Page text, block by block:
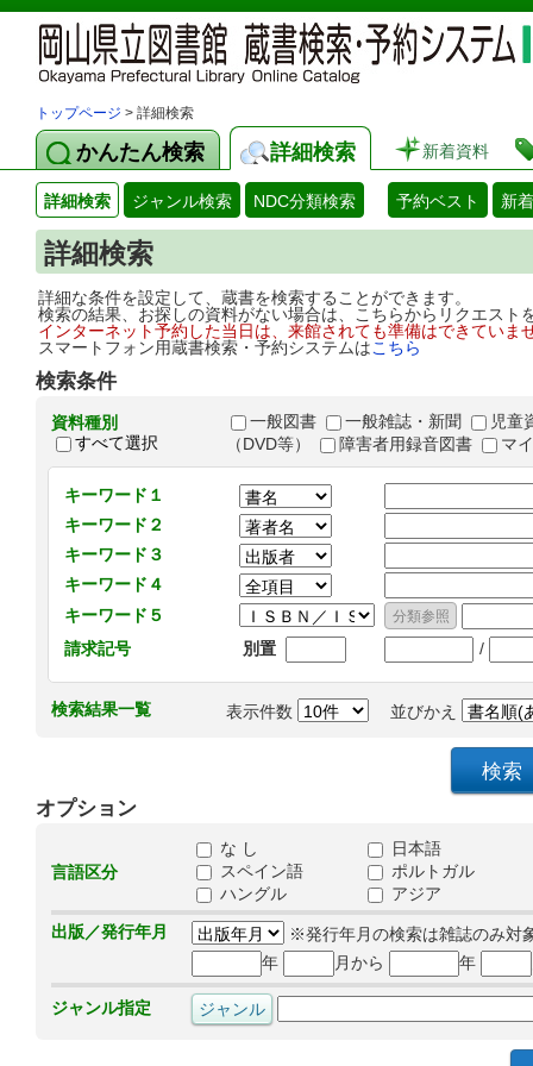
トップページ > 詳細検索
かんたん検索 詳細検索 新着資料
詳細検索 ジャンル検索 NDC分類検索 予約ベスト 新
詳細検索
詳細な条件を設定して、蔵書を検索することができます。
検索の結果、お探しの資料がない場合は、こちらからリクエス
インターネット予約した当日は、来館されても準備はできてい
スマートフォン用蔵書検索・予約システムはこちら
検索条件
資料種別
すべて選択
一般図書 一般雑誌・新聞
児童
（DVD等）
障害者用録音図書 マ
キーワード１
キーワード２
キーワード３
キーワード４
キーワード５
請求記号
別置 /
検索結果一覧 表示件数 並びかえ
オプション
言語区分
な し
日本語
スペイン語
ポルトガル
ハングル
アジア
出版／発行年月
※発行年月の検索は雑誌のみ対
年
月から 年
ジャンル指定